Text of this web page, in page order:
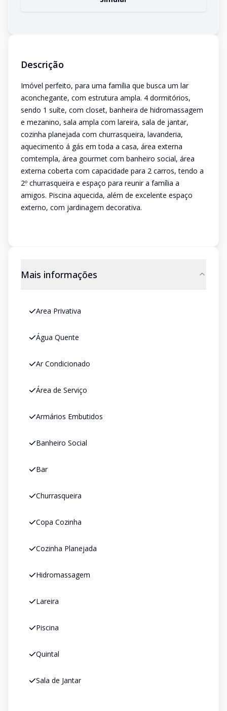
Descrição
Imóvel perfeito, para uma família que busca um lar
aconchegante, com estrutura ampla. 4 dormitórios,
sendo 1 suíte, com closet, banheira de hidromassagem
e mezanino, sala ampla com lareira, sala de jantar,
cozinha planejada com churrasqueira, lavanderia,
aquecimento á gás em toda a casa, área externa
comtempla, área gourmet com banheiro social, área
externa coberta com capacidade para 2 carros, tendo a
2º churrasqueira e espaço para reunir a família a
amigos. Piscina aquecida, além de excelente espaço
externo, com jardinagem decorativa.
Mais informações
Area Privativa
Água Quente
Ar Condicionado
Área de Serviço
Armários Embutidos
Banheiro Social
Bar
Churrasqueira
Copa Cozinha
Cozinha Planejada
Hidromassagem
Lareira
Piscina
Quintal
Sala de Jantar